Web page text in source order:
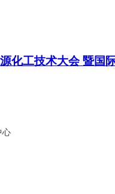
化工技术大会 暨国
心